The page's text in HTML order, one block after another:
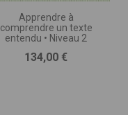
Apprendre à
comprendre un texte
entendu • Niveau 2
Prix
134,00 €